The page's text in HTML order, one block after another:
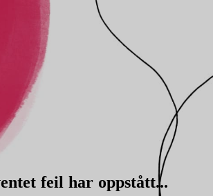
feil har oppstått...